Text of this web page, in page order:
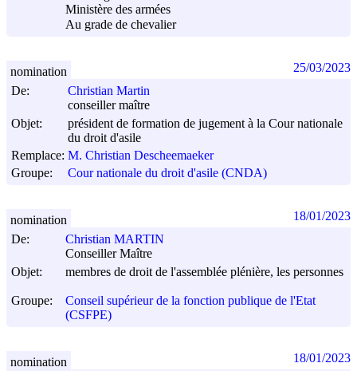
Ministère des armées
Au grade de chevalier
De:
Christian Martin
conseiller maître
Objet:
président de formation de jugement à la Cour nationale
du droit d'asile
Remplace: M. Christian Descheemaeker
Groupe:
Cour nationale du droit d'asile (CNDA)
nomination 25/03/2023
De:
Christian MARTIN
Conseiller Maître
Objet:
membres de droit de l'assemblée plénière, les personnes
Groupe:
Conseil supérieur de la fonction publique de l'Etat
(CSFPE)
nomination 18/01/2023
nomination 18/01/2023